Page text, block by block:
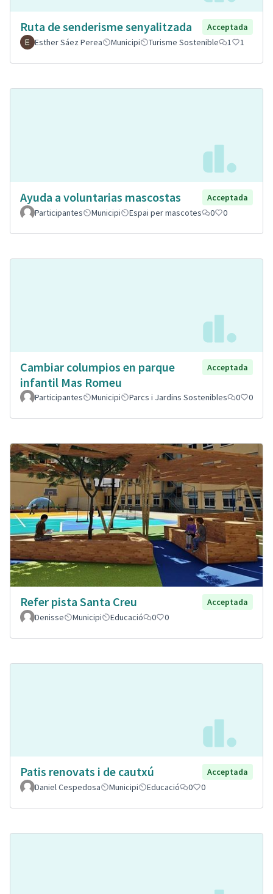
Ruta de senderisme senyalitzada
Acceptada
Esther Sáez Perea
Municipi Turisme Sostenible 1 1
Ayuda a voluntarias mascostas
Acceptada
Participantes
Municipi Espai per mascotes 0 0
Cambiar columpios en parque
infantil Mas Romeu
Acceptada
Participantes Municipi Parcs i Jardins Sostenibles 0 0
Refer pista Santa Creu
Acceptada
Denisse
Municipi Educació 0 0
Patis renovats i de cautxú
Acceptada
Daniel Cespedosa
Municipi Educació 0 0